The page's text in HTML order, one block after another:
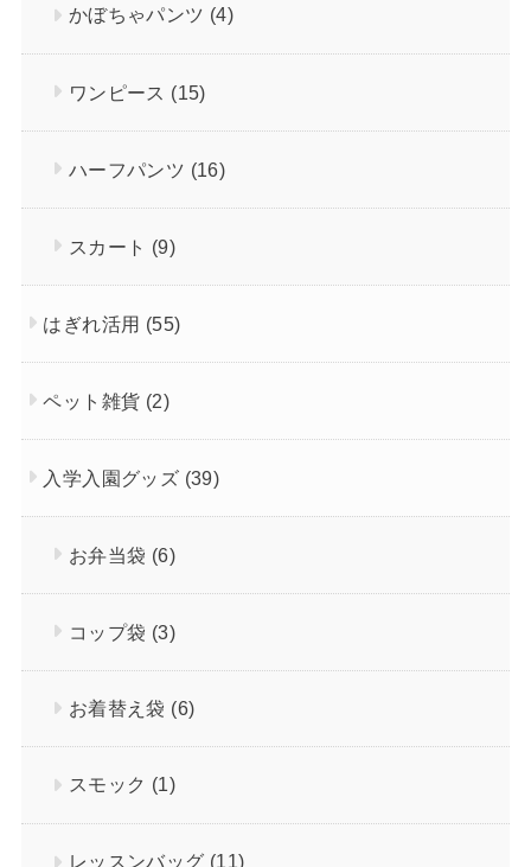
かぼちゃパンツ (4)
ワンピース (15)
ハーフパンツ (16)
スカート (9)
はぎれ活用 (55)
ペット雑貨 (2)
入学入園グッズ (39)
お弁当袋 (6)
コップ袋 (3)
お着替え袋 (6)
スモック (1)
レッスンバッグ (11)